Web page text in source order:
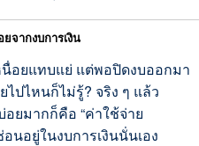
จากงบการเงิน
นื่อยแทบแย่ แต่พอปิดงบออกมา
ไปไหนก็ไม่รู้? จริง ๆ แล้ว
อยมากก็คือ “ค่าใช้จ่าย
นอยู่ในงบการเงินนั่นเอง